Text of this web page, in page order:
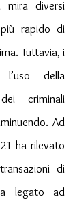
mira diversi
rapido di
Tuttavia, i
della
criminali
Ad
ha rilevato
di
legato ad